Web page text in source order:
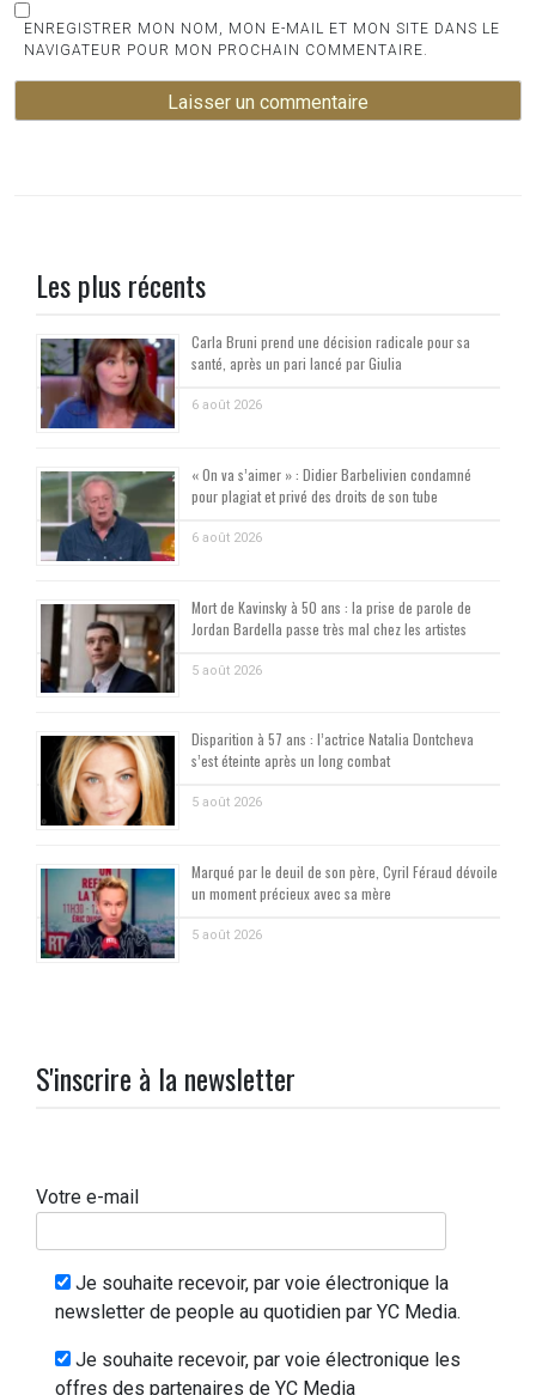
ENREGISTRER MON NOM, MON E-MAIL ET MON SITE DANS LE
NAVIGATEUR POUR MON PROCHAIN COMMENTAIRE.
Les plus récents
Carla Bruni prend une décision radicale pour sa
santé, après un pari lancé par Giulia
6 août 2026
« On va s’aimer » : Didier Barbelivien condamné
pour plagiat et privé des droits de son tube
6 août 2026
Mort de Kavinsky à 50 ans : la prise de parole de
Jordan Bardella passe très mal chez les artistes
5 août 2026
Disparition à 57 ans : l’actrice Natalia Dontcheva
s’est éteinte après un long combat
5 août 2026
Marqué par le deuil de son père, Cyril Féraud dévoile
un moment précieux avec sa mère
5 août 2026
S'inscrire à la newsletter
Votre e-mail
Je souhaite recevoir, par voie électronique la
newsletter de people au quotidien par YC Media.
Je souhaite recevoir, par voie électronique les
offres des partenaires de YC Media